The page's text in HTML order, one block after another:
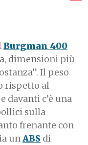
Burgman 400
dimensioni più
Il peso
rispetto al
davanti c’è una
sulla
frenante con
unABS di